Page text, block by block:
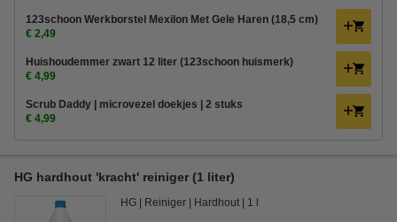
123schoon Werkborstel Mexilon Met Gele Haren (18,5 cm)
€ 2,49
Huishoudemmer zwart 12 liter (123schoon huismerk)
€ 4,99
Scrub Daddy | microvezel doekjes | 2 stuks
€ 4,99
HG hardhout 'kracht' reiniger (1 liter)
HG Reiniger Hardhout 1 l